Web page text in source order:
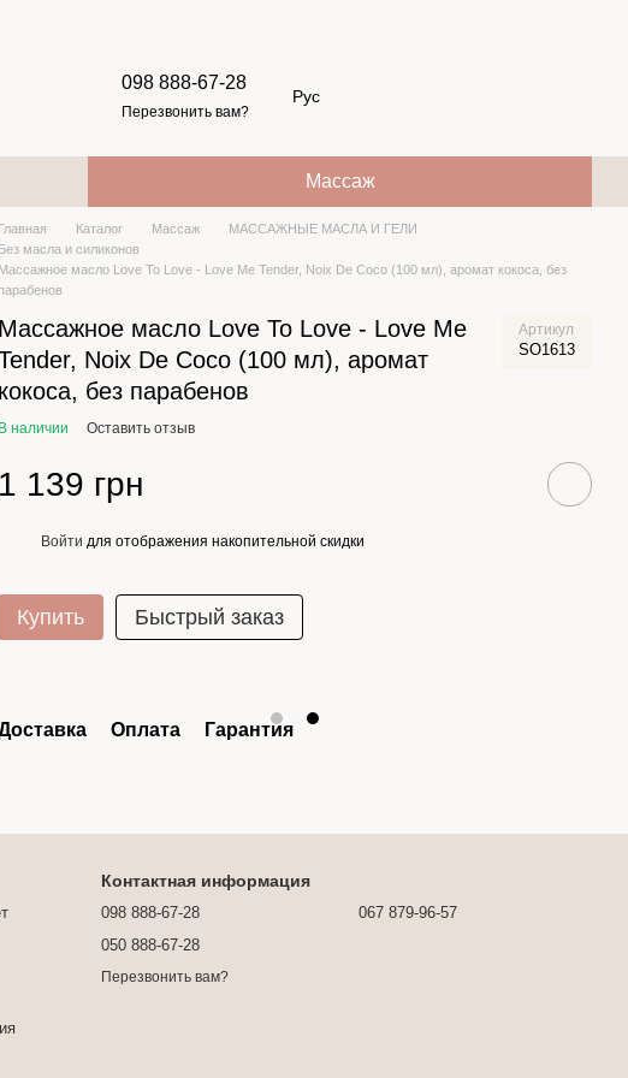
098 888-67-28
Перезвонить вам?
Рус
Массаж
Главная Каталог Массаж
МАССАЖНЫЕ МАСЛА И ГЕЛИ
Без масла и силиконов
Массажное масло Love To Love - Love Me Tender, Noix De Coco (100 мл), аромат кокоса, без
парабенов
Массажное масло Love To Love - Love Me
Noix De Coco (100 мл), аромат
кокоса, без парабенов
Артикул
SO1613
В наличии Оставить отзыв
1 139 грн
Войти для отображения накопительной скидки
Купить Быстрый заказ
Оплата Гарантия
Контактная информация
098 888-67-28
050 888-67-28
Перезвонить вам?
067 879-96-57